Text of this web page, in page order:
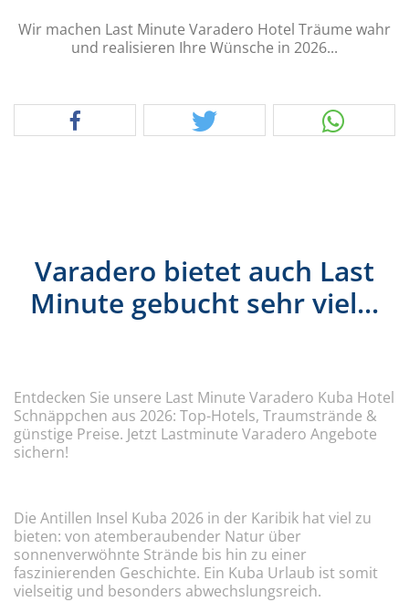
Wir machen Last Minute Varadero Hotel Träume wahr
und realisieren Ihre Wünsche in 2026...
Varadero bietet auch Last
Minute gebucht sehr viel...
Entdecken Sie unsere Last Minute Varadero Kuba Hotel
Schnäppchen aus 2026: Top-Hotels, Traumstrände &
günstige Preise. Jetzt Lastminute Varadero Angebote
sichern!
Die Antillen Insel Kuba 2026 in der Karibik hat viel zu
bieten: von atemberaubender Natur über
sonnenverwöhnte Strände bis hin zu einer
faszinierenden Geschichte. Ein Kuba Urlaub ist somit
vielseitig und besonders abwechslungsreich.